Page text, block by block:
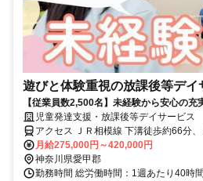
遊びと体験重視の放課後等デイ
【従業員数2,500名】未経験から安心の
児童発達支援・放課後等デイサービ
アクセス ＪＲ相模線 下溝徒歩約66分
67分、ＪＲ相模線 相武台下徒歩約81分
徒歩2分、JR相模線 下溝駅から車で13分
月給275,000円～420,000円
神奈川県愛甲郡
勤務時間 総労働時間：1週あたり40